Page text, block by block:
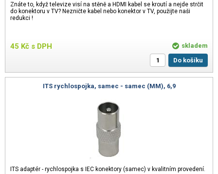
Znáte to, když televize visí na stěně a HDMI kabel se kroutí a nejde strčit
do konektoru v TV? Nezničte kabel nebo konektor v TV, použijte naši
redukci !
45 Kč s DPH
skladem
Do košíku
ITS rychlospojka, samec - samec (MM), 6,9
ITS adaptér - rychlospojka s IEC konektory (samec) v kvalitním provedení.